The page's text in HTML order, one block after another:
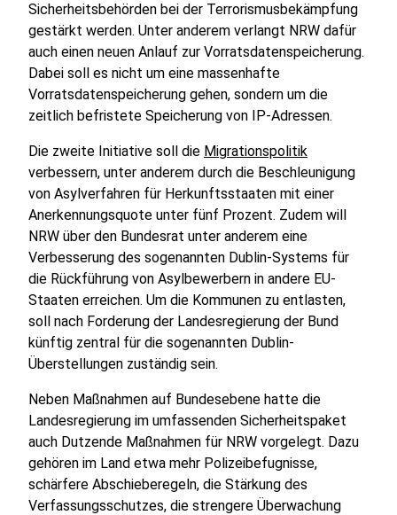
Sicherheitsbehörden bei der Terrorismusbekämpfung
gestärkt werden. Unter anderem verlangt NRW dafür
auch einen neuen Anlauf zur Vorratsdatenspeicherung.
Dabei soll es nicht um eine massenhafte
Vorratsdatenspeicherung gehen, sondern um die
zeitlich befristete Speicherung von IP-Adressen.
Die zweite Initiative soll die Migrationspolitik
verbessern, unter anderem durch die Beschleunigung
von Asylverfahren für Herkunftsstaaten mit einer
Anerkennungsquote unter fünf Prozent. Zudem will
NRW über den Bundesrat unter anderem eine
Verbesserung des sogenannten Dublin-Systems für
die Rückführung von Asylbewerbern in andere EU-
Staaten erreichen. Um die Kommunen zu entlasten,
soll nach Forderung der Landesregierung der Bund
künftig zentral für die sogenannten Dublin-
Überstellungen zuständig sein.
Neben Maßnahmen auf Bundesebene hatte die
Landesregierung im umfassenden Sicherheitspaket
auch Dutzende Maßnahmen für NRW vorgelegt. Dazu
gehören im Land etwa mehr Polizeibefugnisse,
schärfere Abschieberegeln, die Stärkung des
Verfassungsschutzes, die strengere Überwachung